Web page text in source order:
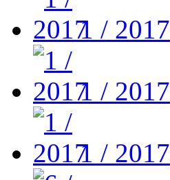
1 / 2017
1 / 2017
1 / 2017